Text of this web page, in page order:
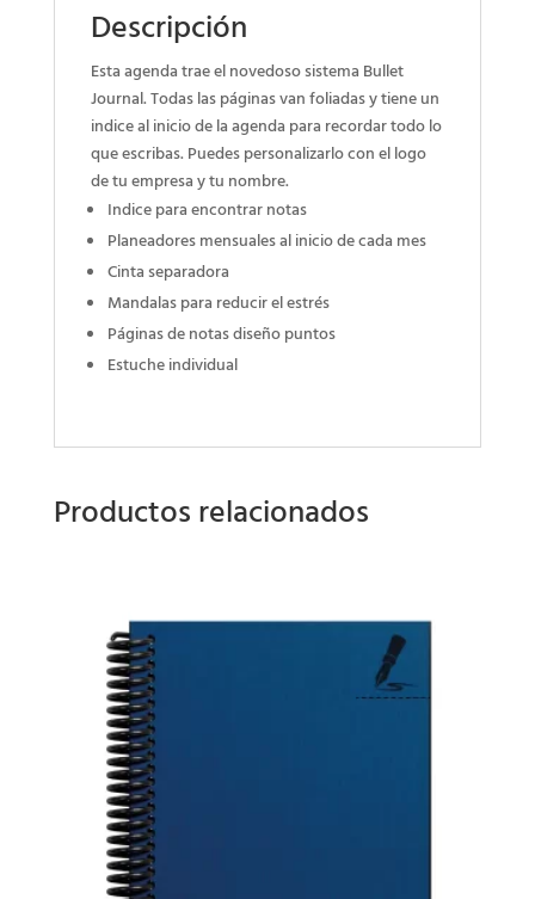
Descripción
Esta agenda trae el novedoso sistema Bullet
Journal. Todas las páginas van foliadas y tiene un
indice al inicio de la agenda para recordar todo lo
que escribas. Puedes personalizarlo con el logo
de tu empresa y tu nombre.
Indice para encontrar notas
Planeadores mensuales al inicio de cada mes
Cinta separadora
Mandalas para reducir el estrés
Páginas de notas diseño puntos
Estuche individual
Productos relacionados